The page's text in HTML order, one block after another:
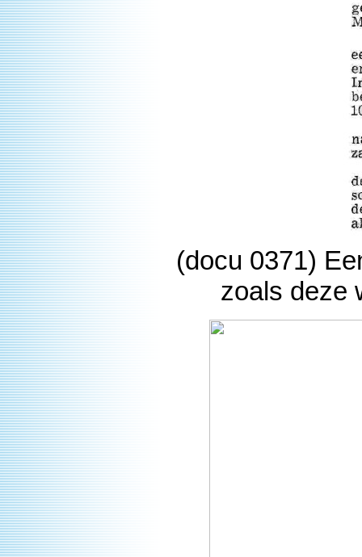
(docu 0371)
zoals deze